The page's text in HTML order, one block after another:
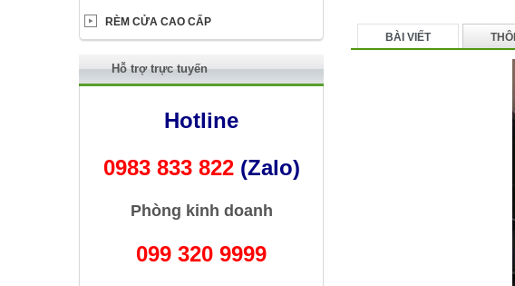
BÀI VIẾT
RÈM CỬA CAO CẤP
Hỗ trợ trực tuyến
Hotline
0983 833 822 (Zalo)
Phòng kinh doanh
099 320 9999